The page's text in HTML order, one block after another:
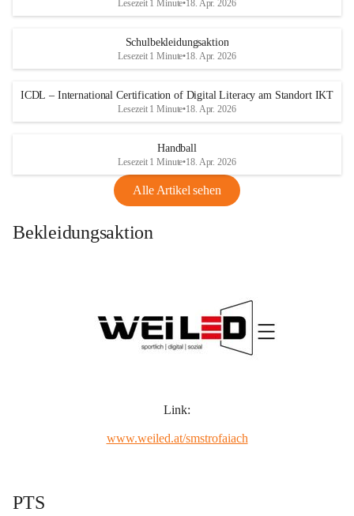
Lesezeit 1 Minute•18. Apr. 2026
Schulbekleidungsaktion
Lesezeit 1 Minute•18. Apr. 2026
ICDL – International Certification of Digital Literacy am Standort IKT
Lesezeit 1 Minute•18. Apr. 2026
Handball
Lesezeit 1 Minute•18. Apr. 2026
Alle Artikel sehen
Bekleidungsaktion
Link:
www.weiled.at/smstrofaiach
PTS